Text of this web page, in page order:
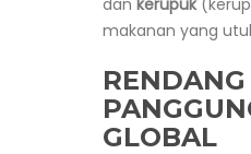
dan kerupuk
makanan yang
GLOBAL